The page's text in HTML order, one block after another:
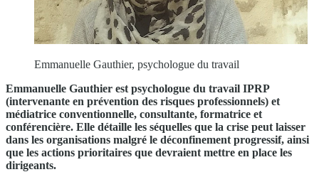
Emmanuelle Gauthier, psychologue du travail
Emmanuelle Gauthier est psychologue du travail IPRP
(intervenante en prévention des risques professionnels) et
médiatrice conventionnelle, consultante, formatrice et
conférencière. Elle détaille les séquelles que la crise peut laisser
dans les organisations malgré le déconfinement progressif, ainsi
que les actions prioritaires que devraient mettre en place les
dirigeants.